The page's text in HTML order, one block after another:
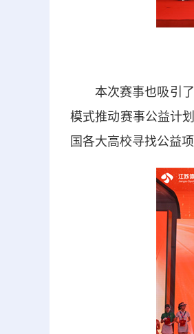
本次赛事也吸引了
模式推动赛事公益计
国各大高校寻找公益